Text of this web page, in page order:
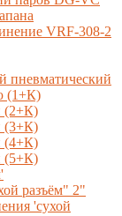
VRF-308-2
пневматический
(1+К)
(2+К)
(3+К)
(4+К)
(5+К)
разъём" 2"
'сухой